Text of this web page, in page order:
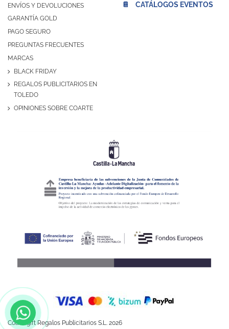
ENVÍOS Y DEVOLUCIONES
GARANTÍA GOLD
PAGO SEGURO
PREGUNTAS FRECUENTES
MARCAS
BLACK FRIDAY
REGALOS PUBLICITARIOS EN
TOLEDO
OPINIONES SOBRE COARTE
📔 CATÁLOGOS EVENTOS
Coartegift Regalos Publicitarios S.L. 2026